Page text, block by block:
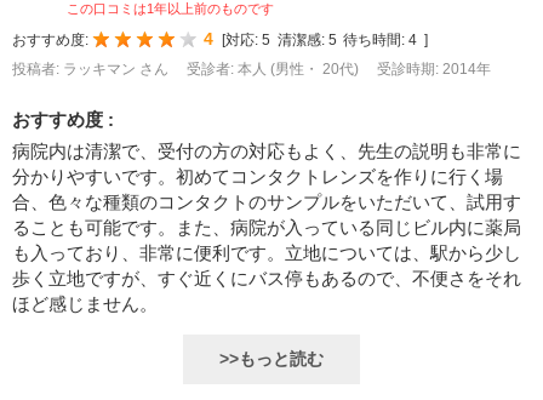
この口コミは1年以上前のものです
おすすめ度: 4 [対応: 5 清潔感: 5 待ち時間: 4 ]
投稿者: ラッキマン さん
受診者: 本人 (男性・ 20代) 受診時期: 2014年
おすすめ度 :
病院内は清潔で、受付の方の対応もよく、先生の説明も非常に
分かりやすいです。初めてコンタクトレンズを作りに行く場
合、色々な種類のコンタクトのサンプルをいただいて、試用す
ることも可能です。また、病院が入っている同じビル内に薬局
も入っており、非常に便利です。立地については、駅から少し
歩く立地ですが、すぐ近くにバス停もあるので、不便さをそれ
ほど感じません。
>>もっと読む